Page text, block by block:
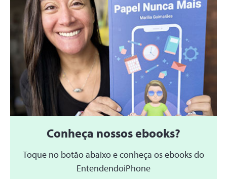
Conheça nossos ebooks?
Toque no botão abaixo e conheça os ebooks do
EntendendoiPhone